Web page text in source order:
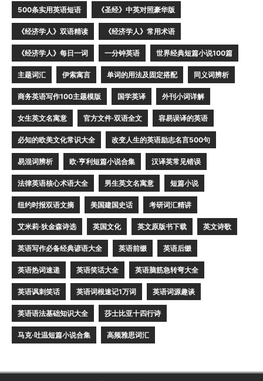
500条实用英语短语 《圣经》中英对照豪华版
《经济学人》双语精读 《经济学人》常用术语
《经济学人》每日一词 一分钟英语 世界经典短篇小说100篇
主题词汇 伊索寓言 单词的用法及固定搭配 同义词辨析
商务英语写作100主题模版 国学英译 外刊小词详解
女生英文名寓意 官方文件·双语全文 容易误译的英语
必知的欧美文化常识大全 改变人生的英语励志名言500句
易混词辨析 欧·亨利短篇小说合集 汉译英常见错误
法律英语核心术语大全 男生英文名寓意 短篇小说
纽约时报双语文摘 美国建国史话 考研词汇精讲
艾米莉·狄金森诗选 英国文化 英文原版书下载 英文诗歌
英语写作必备经典谚语大全 英语前缀 英语后缀
英语热词速递 英语笑话大全 英语脑筋急转弯大全
英语讽刺笑话 英语词根速记1万词 英语词源趣谈
英语语法基础知识大全 莎士比亚十四行诗
马克·吐温短篇小说合集 高频雅思词汇